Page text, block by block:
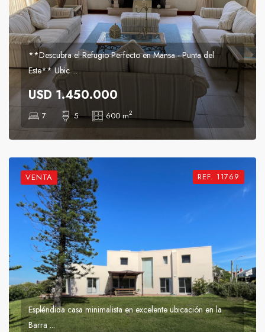
**Descubra el Refugio Perfecto en Mansa - Punta del
Este** Ubic ...
USD 1.450.000
7 5 600 m2
VENTA REF. 11769
Espléndida casa minimalista en excelente ubicación en la
Barra ...